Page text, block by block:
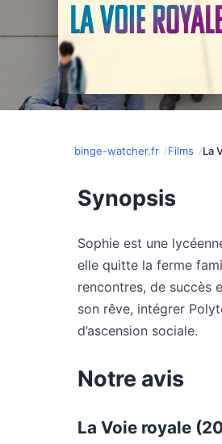
binge-watcher.fr Films La
Synopsis
Sophie est une
elle quitte la ferme
rencontres, de succès
son rêve, intégrer
d’ascension sociale.
Notre avis
La Voie royale